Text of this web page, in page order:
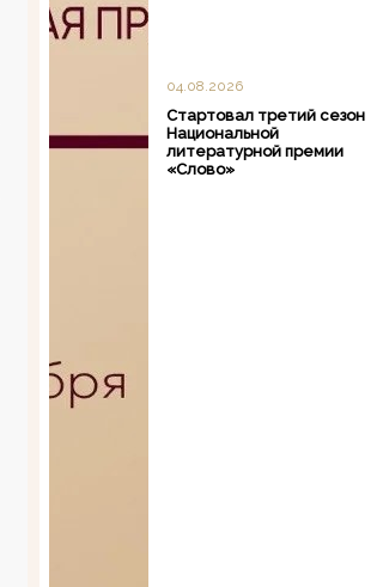
04.08.2026
Стартовал третий сезон
Национальной
литературной премии
«Слово»